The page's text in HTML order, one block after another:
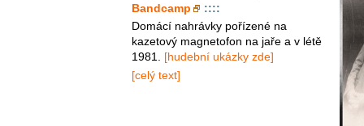
Bandcamp
::::
Domácí nahrávky pořízené na
kazetový magnetofon na jaře a v létě
1981. [hudební ukázky zde]
[celý text]